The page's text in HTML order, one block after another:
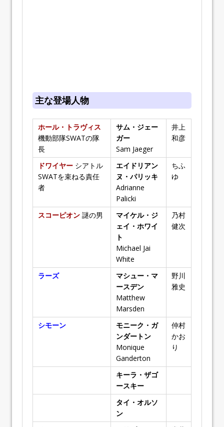
主な登場人物
ホール・トラヴィス
機動部隊SWATの隊
長
サム・ジェー
ガー
Sam Jaeger
井上
和彦
ドワイヤー シアトル
SWATを束ねる責任
者
エイドリアン
ヌ・パリッキ
Adrianne
Palicki
ちふ
ゆ
スコーピオン 謎の男
マイケル・ジ
ェイ・ホワイ
ト
Michael Jai
White
乃村
健次
ラーズ
マシュー・マ
ースデン
Matthew
Marsden
野川
雅史
シモーン
モニーク・ガ
ンダートン
Monique
Ganderton
仲村
かお
り
キーラ・ザゴ
ースキー
タイ・オルソ
ン